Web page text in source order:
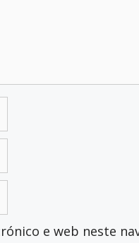
e web neste